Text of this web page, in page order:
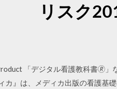
リスク
「デジタル看護教科書🄬」
カ』は、メディカ出版の看護基